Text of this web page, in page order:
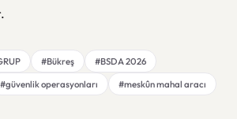
#Bükreş
#BSDA 2026
#güvenlik operasyonları #meskûn mahal aracı